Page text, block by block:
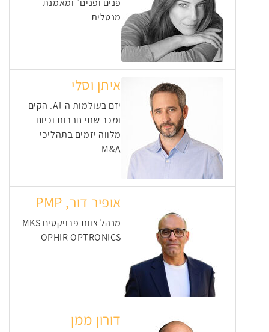
פנים ופנים״ ומאמנת
מנטלית
איתן וסלי
יזם בעולמות ה-AI. הקים
ומכר שתי חברות וכיום
מלווה יזמים בתהליכי
M&A
אופיר דור, PMP
מנהל צוות פרויקטים MKS
OPHIR OPTRONICS
דורון ממן